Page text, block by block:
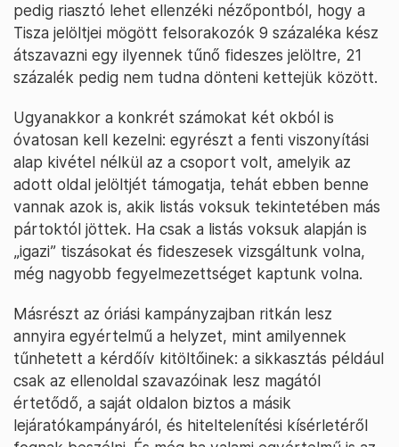
pedig riasztó lehet ellenzéki nézőpontból, hogy a
Tisza jelöltjei mögött felsorakozók 9 százaléka kész
átszavazni egy ilyennek tűnő fideszes jelöltre, 21
százalék pedig nem tudna dönteni kettejük között.
Ugyanakkor a konkrét számokat két okból is
óvatosan kell kezelni: egyrészt a fenti viszonyítási
alap kivétel nélkül az a csoport volt, amelyik az
adott oldal jelöltjét támogatja, tehát ebben benne
vannak azok is, akik listás voksuk tekintetében más
pártoktól jöttek. Ha csak a listás voksuk alapján is
„igazi” tiszásokat és fideszesek vizsgáltunk volna,
még nagyobb fegyelmezettséget kaptunk volna.
Másrészt az óriási kampányzajban ritkán lesz
annyira egyértelmű a helyzet, mint amilyennek
tűnhetett a kérdőív kitöltőinek: a sikkasztás például
csak az ellenoldal szavazóinak lesz magától
értetődő, a saját oldalon biztos a másik
lejáratókampányáról, és hiteltelenítési kísérletéről